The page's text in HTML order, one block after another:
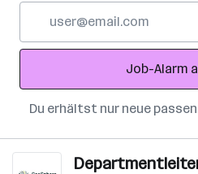
Adresse
Job-Alarm
Du erhältst nur neue